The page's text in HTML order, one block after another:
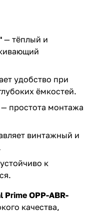
— тёплый и
удобство при
ёмкостей.
— простота монтажа
винтажный и
к
Prime OPP-ABR-
качества,